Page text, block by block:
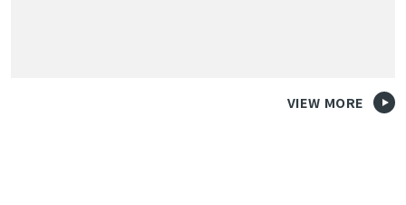
VIEW MORE